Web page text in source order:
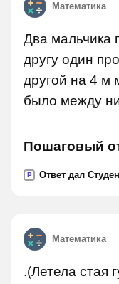
Математика
Два мальчика
другу один
другой на 4 м
было между
Пошаговый
P Ответ дал
Математика
.(Летела стая